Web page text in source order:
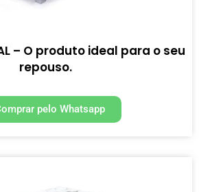
– O produto ideal para o seu
repouso.
pelo Whatsapp